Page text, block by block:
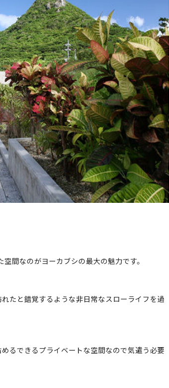
間なのがヨーカブシの最大の魅力です。
たと錯覚するような非日常なスローライフを過
るできるプライベートな空間なので気遣う必要